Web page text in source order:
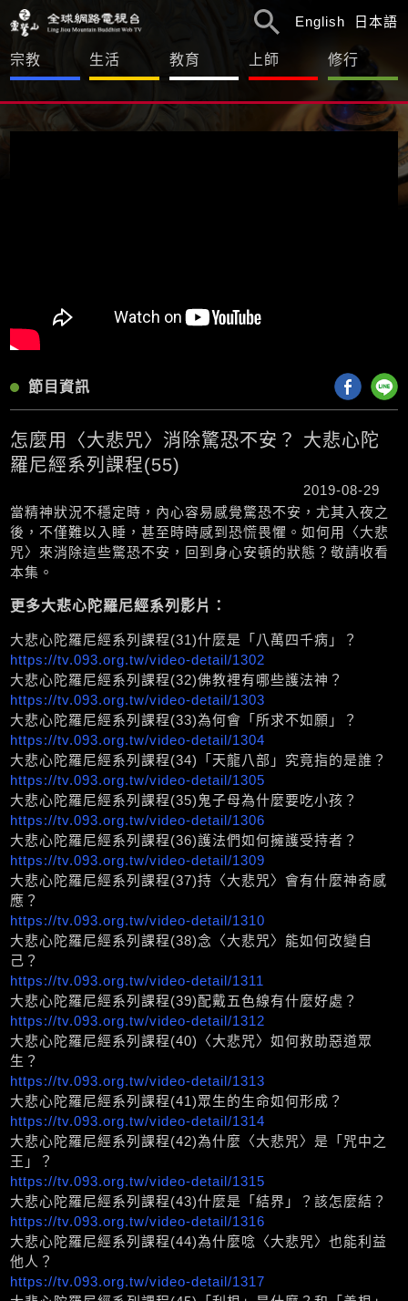
宗教 生活 教育 上師 修行
English 日本語
節目資訊
怎麼用〈大悲咒〉消除驚恐不安？ 大悲心陀
羅尼經系列課程(55)
2019-08-29
當精神狀況不穩定時，內心容易感覺驚恐不安，尤其入夜之
後，不僅難以入睡，甚至時時感到恐慌畏懼。如何用〈大悲
咒〉來消除這些驚恐不安，回到身心安頓的狀態？敬請收看
本集。
更多大悲心陀羅尼經系列影片：
大悲心陀羅尼經系列課程(31)什麼是「八萬四千病」？
https://tv.093.org.tw/video-detail/1302
大悲心陀羅尼經系列課程(32)佛教裡有哪些護法神？
https://tv.093.org.tw/video-detail/1303
大悲心陀羅尼經系列課程(33)為何會「所求不如願」？
https://tv.093.org.tw/video-detail/1304
大悲心陀羅尼經系列課程(34)「天龍八部」究竟指的是誰？
https://tv.093.org.tw/video-detail/1305
大悲心陀羅尼經系列課程(35)鬼子母為什麼要吃小孩？
https://tv.093.org.tw/video-detail/1306
大悲心陀羅尼經系列課程(36)護法們如何擁護受持者？
https://tv.093.org.tw/video-detail/1309
大悲心陀羅尼經系列課程(37)持〈大悲咒〉會有什麼神奇感
應？
https://tv.093.org.tw/video-detail/1310
大悲心陀羅尼經系列課程(38)念〈大悲咒〉能如何改變自
己？
https://tv.093.org.tw/video-detail/1311
大悲心陀羅尼經系列課程(39)配戴五色線有什麼好處？
https://tv.093.org.tw/video-detail/1312
大悲心陀羅尼經系列課程(40)〈大悲咒〉如何救助惡道眾
生？
https://tv.093.org.tw/video-detail/1313
大悲心陀羅尼經系列課程(41)眾生的生命如何形成？
https://tv.093.org.tw/video-detail/1314
大悲心陀羅尼經系列課程(42)為什麼〈大悲咒〉是「咒中之
王」？
https://tv.093.org.tw/video-detail/1315
大悲心陀羅尼經系列課程(43)什麼是「結界」？該怎麼結？
https://tv.093.org.tw/video-detail/1316
大悲心陀羅尼經系列課程(44)為什麼唸〈大悲咒〉也能利益
他人？
https://tv.093.org.tw/video-detail/1317